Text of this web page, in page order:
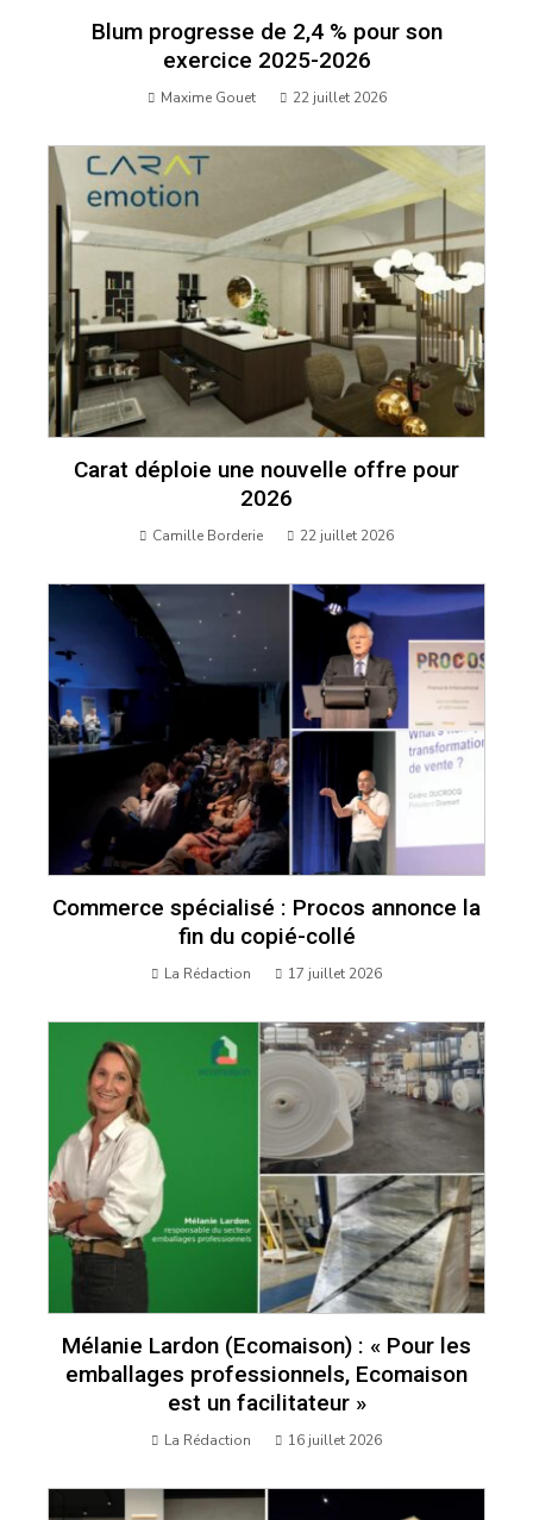
Blum progresse de 2,4 % pour son
exercice 2025-2026
Maxime Gouet 22 juillet 2026
Carat déploie une nouvelle offre pour
2026
Camille Borderie 22 juillet 2026
Commerce spécialisé : Procos annonce la
fin du copié-collé
La Rédaction 17 juillet 2026
Mélanie Lardon (Ecomaison) : « Pour les
emballages professionnels, Ecomaison
est un facilitateur »
La Rédaction 16 juillet 2026